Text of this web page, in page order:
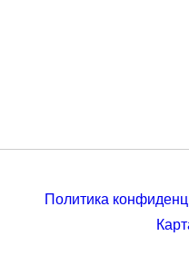
Политика